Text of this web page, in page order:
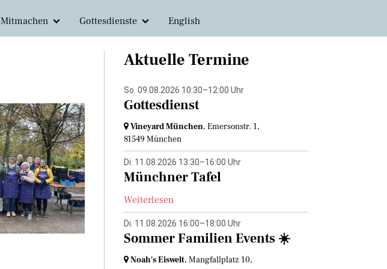
Mitmachen
Young A - Junge Erwachsene
Begleitung
Gottesdienste
Kindergottesdienste
English
Aktuelle Termine
So. 09.08.2026 10:30–12:00 Uhr
Gottesdienst
Vineyard München, Emersonstr. 1,
81549 München
Di. 11.08.2026 13:30–16:00 Uhr
Münchner Tafel
Weiterlesen
Di. 11.08.2026 16:00–18:00 Uhr
Sommer Familien Events ☀️
Noah's Eiswelt, Mangfallplatz 10,